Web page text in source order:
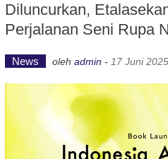
Diluncurkan,
Perjalanan Seni Rupa
News oleh admin - 17 Juni 2025